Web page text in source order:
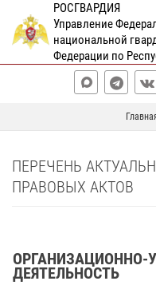
РОСГВАРДИЯ
Управление
национальной
Федерации по
ПЕРЕЧЕНЬ
ПРАВОВЫХ АКТОВ
ОРГАНИЗАЦИОННО-
ДЕЯТЕЛЬНОСТЬ